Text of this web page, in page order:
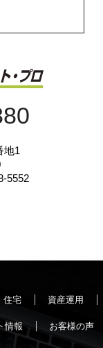
地1
5552
住宅 資産運用
情報 お客様の声